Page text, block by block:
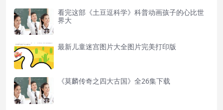
看完这部《土豆逗科学》科普动画孩子的心比世
界大
最新儿童迷宫图片大全图片完美打印版
《莫麟传奇之四大古国》全26集下载